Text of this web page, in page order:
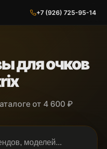
+7 (926) 725-95-14
для очков
от 4 600 ₽